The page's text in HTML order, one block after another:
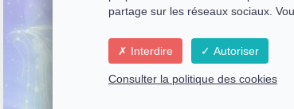
partage sur les réseaux sociaux.
Interdire Autoriser
Consulter la politique des cookies